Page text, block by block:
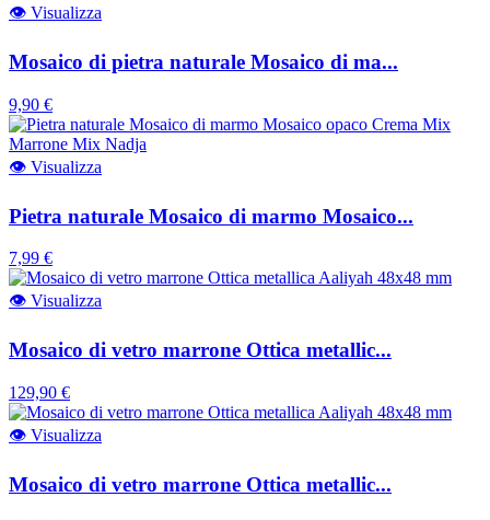
👁 Visualizza
Mosaico di pietra naturale Mosaico di ma...
9,90 €
👁 Visualizza
Pietra naturale Mosaico di marmo Mosaico...
7,99 €
👁 Visualizza
Mosaico di vetro marrone Ottica metallic...
129,90 €
👁 Visualizza
Mosaico di vetro marrone Ottica metallic...